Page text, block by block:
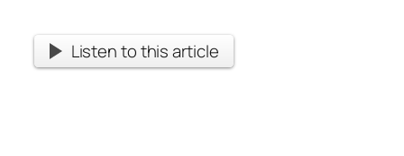
Listen to this article